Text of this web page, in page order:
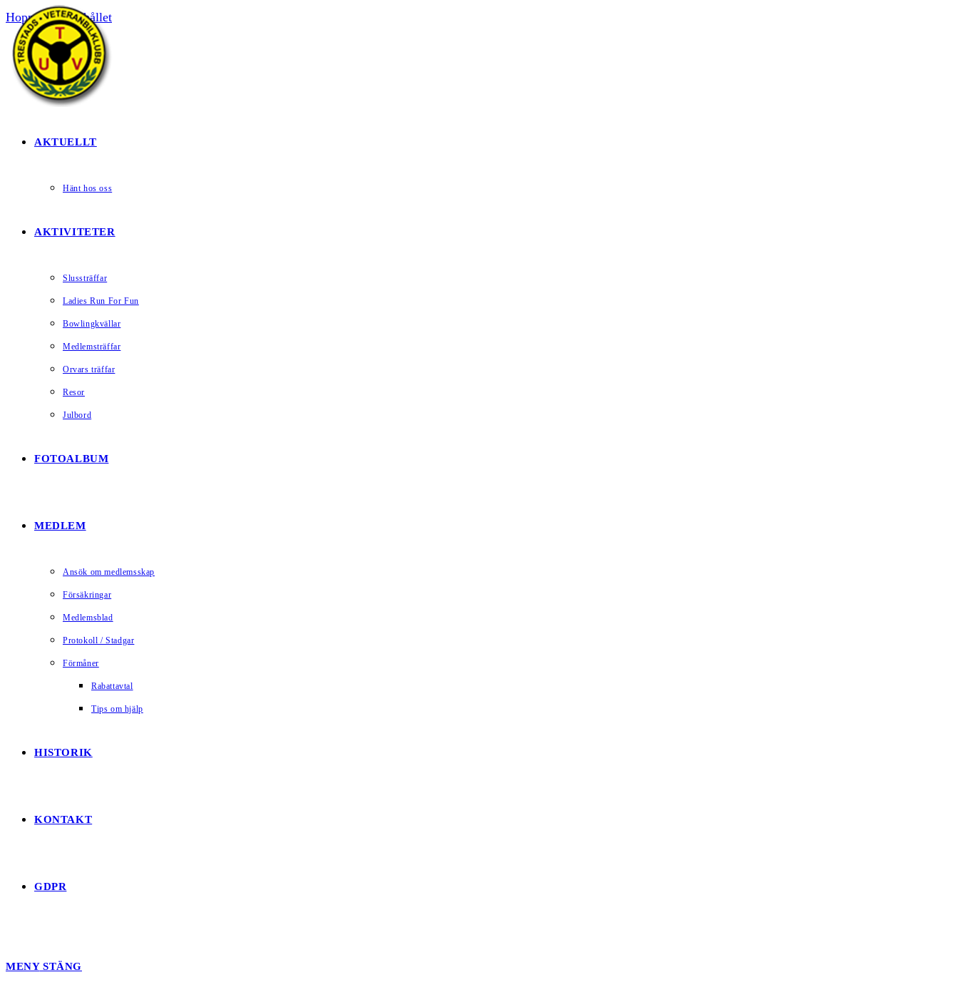
Hoppa till innehållet
HEM
AKTUELLT
Hänt hos oss
AKTIVITETER
Slussträffar
Ladies Run For Fun
Bowlingkvällar
Medlemsträffar
Orvars träffar
Resor
Julbord
FOTOALBUM
MEDLEM
Ansök om medlemsskap
Försäkringar
Medlemsblad
Protokoll / Stadgar
Förmåner
Rabattavtal
Tips om hjälp
HISTORIK
KONTAKT
GDPR
MENY STÄNG